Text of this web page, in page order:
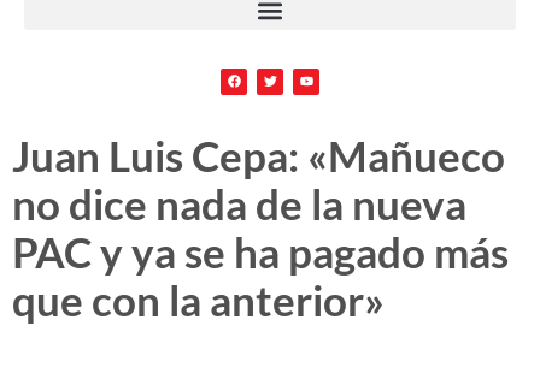
Juan Luis Cepa: «Mañueco
no dice nada de la nueva
PAC y ya se ha pagado más
que con la anterior»